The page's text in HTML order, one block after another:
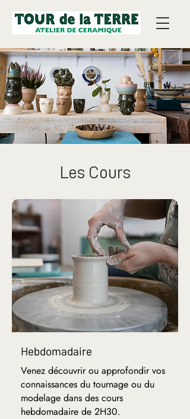
Les Cours
Hebdomadaire
Venez découvrir ou approfondir vos
connaissances du tournage ou du
modelage dans des cours
hebdomadaire de 2H30.